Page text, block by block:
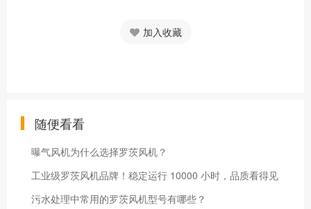
加入收藏
随便看看
曝气风机为什么选择罗茨风机？
工业级罗茨风机品牌！稳定运行 10000 小时，品质看得见
污水处理中常用的罗茨风机型号有哪些？